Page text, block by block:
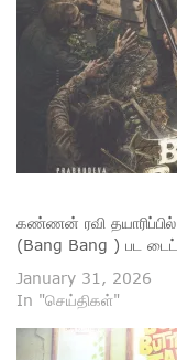
கண்ணன் ரவி தயாரிப்பில்
(Bang Bang ) பட
January 31, 2026
In "செய்திகள்"